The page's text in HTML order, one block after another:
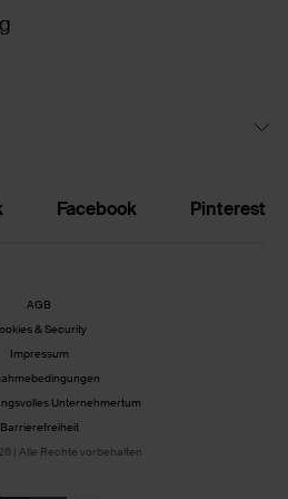
Facebook Pinterest
AGB
& Security
Impressum
Unternehmertum
Barrierefreiheit
| Alle Rechte vorbehalten